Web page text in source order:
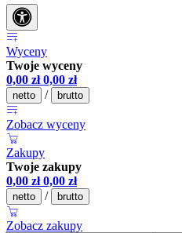
Wyceny
Twoje wyceny
0,00 zł 0,00 zł
netto / brutto
Zobacz wyceny
Zakupy
Twoje zakupy
0,00 zł 0,00 zł
netto / brutto
Zobacz zakupy